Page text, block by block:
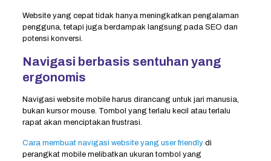
Website yang cepat tidak hanya meningkatkan pengalaman
pengguna, tetapi juga berdampak langsung pada SEO dan
potensi konversi.
Navigasi berbasis sentuhan yang
ergonomis
Navigasi website mobile harus dirancang untuk jari manusia,
bukan kursor mouse. Tombol yang terlalu kecil atau terlalu
rapat akan menciptakan frustrasi.
Cara membuat navigasi website yang user friendlydi
perangkat mobile melibatkan ukuran tombol yang